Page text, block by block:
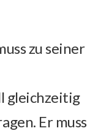
zu seiner
gleichzeitig
Er muss